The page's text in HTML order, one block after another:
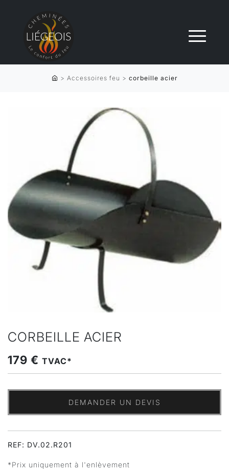
> Accessoires feu > corbeille acier
CORBEILLE ACIER
179 € TVAC*
DEMANDER UN DEVIS
REF: DV.02.R201
*Prix uniquement à l'enlèvement